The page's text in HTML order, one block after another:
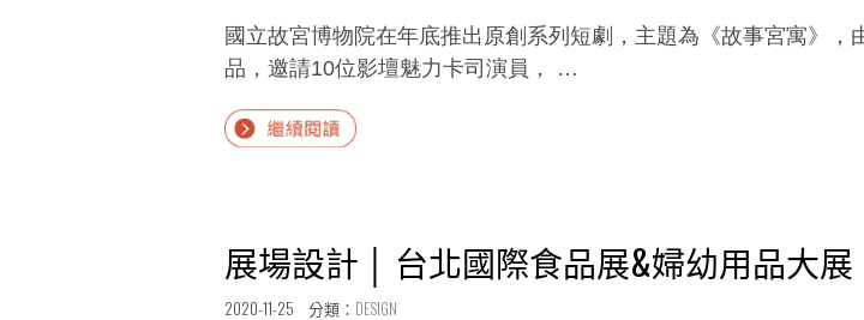
國立故宮博物院在年底推出原創系列短劇，主題為《故事宮寓》，
品，邀請10位影壇魅力卡司演員， …
Continue
設
計
展場設計 │ 台北國際食品展&婦幼用品大展
2020-11-25 分類： DESIGN